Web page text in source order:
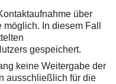
über
In diesem Fall
gespeichert.
keine Weitergabe der
ausschließlich für die